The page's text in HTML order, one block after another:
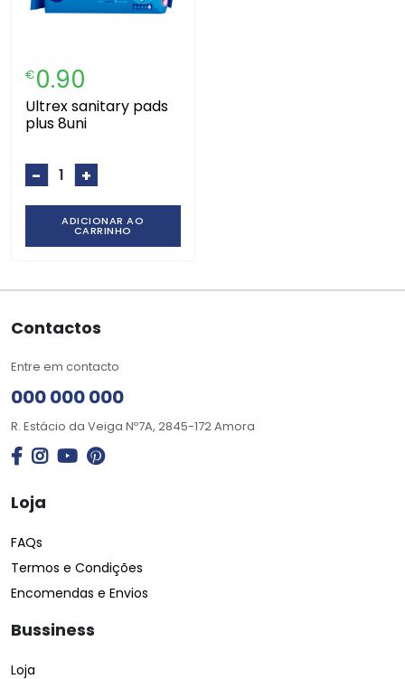
€0.90
ultrex sanitary pads
plus 8uni
- +
ADICIONAR AO
CARRINHO
Contactos
Entre em contacto
000 000 000
R. Estácio da Veiga Nº7A, 2845-172 Amora
Loja
FAQs
Termos e Condições
Encomendas e Envios
Bussiness
Loja